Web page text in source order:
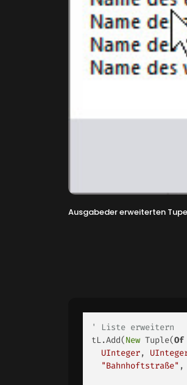
Ausgabeder erweiterten
' Liste erweitern
tL.Add(New Tuple(Of
UInteger,
"Bahnhoftstraße" ,